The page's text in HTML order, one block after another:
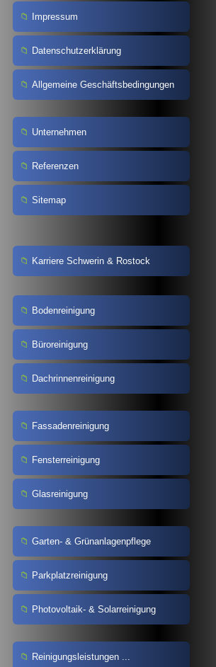
Impressum
Datenschutzerklärung
Allgemeine Geschäftsbedingungen
Unternehmen
Referenzen
Sitemap
Karriere Schwerin & Rostock
Bodenreinigung
Büroreinigung
Dachrinnenreinigung
Fassadenreinigung
Fensterreinigung
Glasreinigung
Garten- & Grünanlagenpflege
Parkplatzreinigung
Photovoltaik- & Solarreinigung
Reinigungsleistungen ...